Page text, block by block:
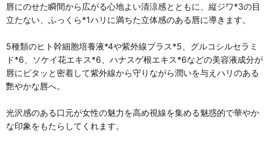
唇にのせた瞬間から広がる心地よい清涼感とともに、縦ジワ*3の目
立たない、ふっくら*1ハリに満ちた立体感のある唇に導きます。
5種類のヒト幹細胞培養液*4や紫外線プラス*5、グルコシルセラミ
ド*6、ソケイ花エキス*6、ハナスゲ根エキス*6などの美容液成分が
唇にピタッと密着して紫外線から守りながら潤いを与えハリのある
艷やかな唇へ。
光沢感のある口元が女性の魅力を高め視線を集める魅惑的で華やか
な印象をもたらしてくれます。